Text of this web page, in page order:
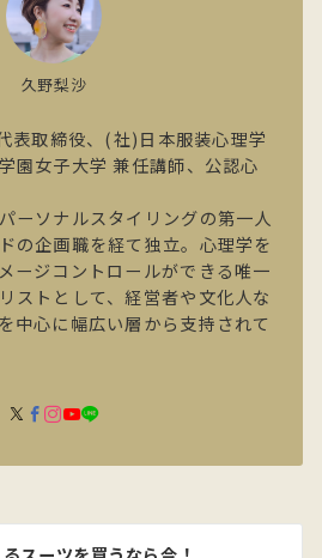
久野梨沙
表取締役、(社)日本服装心理学
園女子大学 兼任講師、公認心
ーソナルスタイリングの第一人
の企画職を経て独立。心理学を
ージコントロールができる唯一
ストとして、経営者や文化人な
中心に幅広い層から支持されて